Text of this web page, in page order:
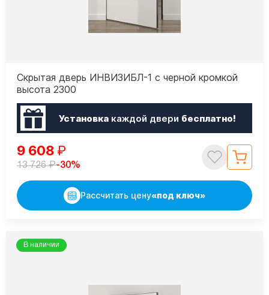
Скрытая дверь ИНВИЗИБЛ-1 с черной кромкой
высота 2300
Установкакаждой двери бесплатно!
9 608 ₽
13 726₽-30%
Рассчитать цену«под ключ»
В наличии